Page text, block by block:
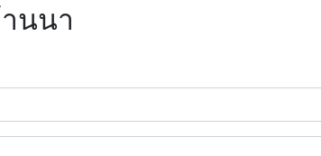
นนา